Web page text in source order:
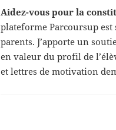
Aidez-vous pour la
plateforme Parcoursup
parents. J’apporte un
en valeur du profil de
et lettres de motivation